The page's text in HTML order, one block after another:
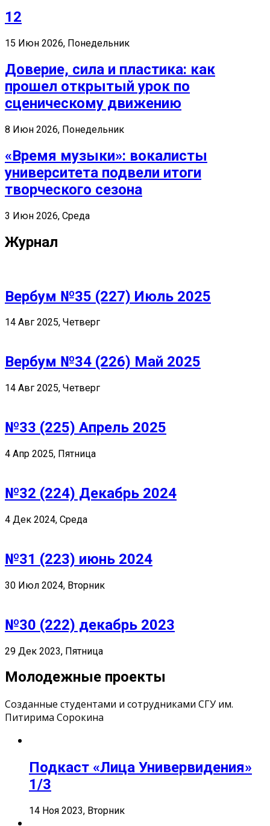
12
15 Июн 2026, Понедельник
Доверие, сила и пластика: как
прошел открытый урок по
сценическому движению
8 Июн 2026, Понедельник
«Время музыки»: вокалисты
университета подвели итоги
творческого сезона
3 Июн 2026, Среда
Журнал
Вербум №35 (227) Июль 2025
14 Авг 2025, Четверг
Вербум №34 (226) Май 2025
14 Авг 2025, Четверг
№33 (225) Апрель 2025
4 Апр 2025, Пятница
№32 (224) Декабрь 2024
4 Дек 2024, Среда
№31 (223) июнь 2024
30 Июл 2024, Вторник
№30 (222) декабрь 2023
29 Дек 2023, Пятница
Молодежные проекты
Созданные студентами и сотрудниками СГУ им.
Питирима Сорокина
Подкаст «Лица Универвидения»
1/3
14 Ноя 2023, Вторник